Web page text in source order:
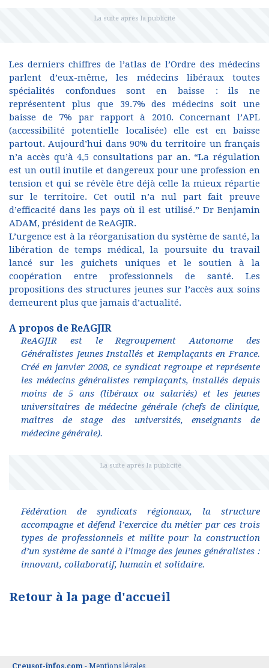
Les derniers chiffres de l’atlas de l’Ordre des médecins
parlent d’eux-même, les médecins libéraux toutes
spécialités confondues sont en baisse : ils ne
représentent plus que 39.7% des médecins soit une
baisse de 7% par rapport à 2010. Concernant l’APL
(accessibilité potentielle localisée) elle est en baisse
partout. Aujourd’hui dans 90% du territoire un français
n’a accès qu’à 4,5 consultations par an. “La régulation
est un outil inutile et dangereux pour une profession en
tension et qui se révèle être déjà celle la mieux répartie
sur le territoire. Cet outil n’a nul part fait preuve
d’efficacité dans les pays où il est utilisé.” Dr Benjamin
ADAM, président de ReAGJIR.
L’urgence est à la réorganisation du système de santé, la
libération de temps médical, la poursuite du travail
lancé sur les guichets uniques et le soutien à la
coopération entre professionnels de santé. Les
propositions des structures jeunes sur l’accès aux soins
demeurent plus que jamais d’actualité.
A propos de ReAGJIR
ReAGJIR est le Regroupement Autonome des
Généralistes Jeunes Installés et Remplaçants en France.
Créé en janvier 2008, ce syndicat regroupe et représente
les médecins généralistes remplaçants, installés depuis
moins de 5 ans (libéraux ou salariés) et les jeunes
universitaires de médecine générale (chefs de clinique,
maîtres de stage des universités, enseignants de
médecine générale).
Fédération de syndicats régionaux, la structure
accompagne et défend l’exercice du métier par ces trois
types de professionnels et milite pour la construction
d’un système de santé à l’image des jeunes généralistes :
innovant, collaboratif, humain et solidaire.
Retour à la page d'accueil
Creusot-infos.com - Mentions légales